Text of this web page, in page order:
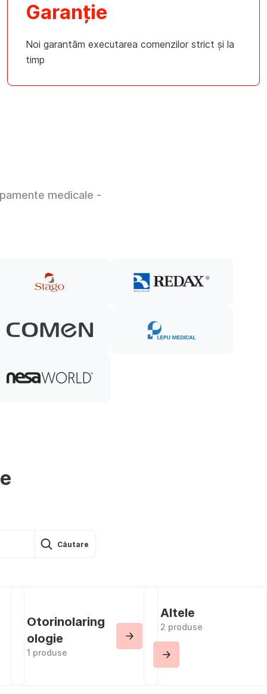
Garanție
Noi garantăm executarea comenzilor strict și la
timp
medicale -
Căutare
Otorinolaring
ologie
1 produse
Altele
2 produse